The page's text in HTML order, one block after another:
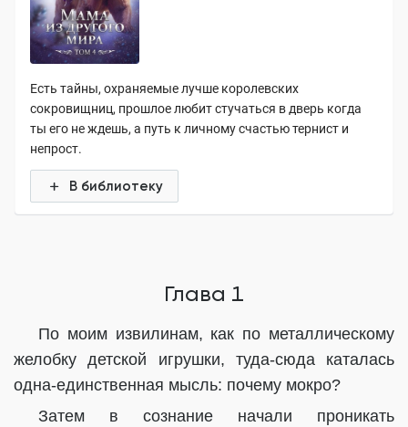
Есть тайны, охраняемые лучше королевских
сокровищниц, прошлое любит стучаться в дверь когда
ты его не ждешь, а путь к личному счастью тернист и
непрост.
В библиотеку
Глава 1
По моим извилинам, как по металлическому
желобку детской игрушки, туда-сюда каталась
одна-единственная мысль: почему мокро?
Затем в сознание начали проникать